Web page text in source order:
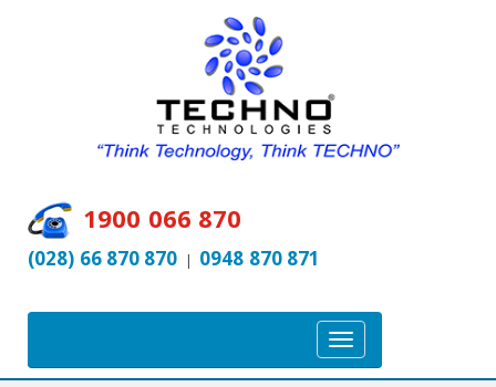
1900 066 870
(028) 66 870 870 | 0948 870 871
T
o